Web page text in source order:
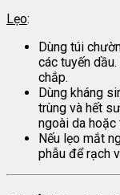
Lẹo:
Dùng túi
các tuyến
chắp.
Dùng kháng
trùng và hết
ngoài da hoặc
Nếu lẹo mắt
phẫu để rạch